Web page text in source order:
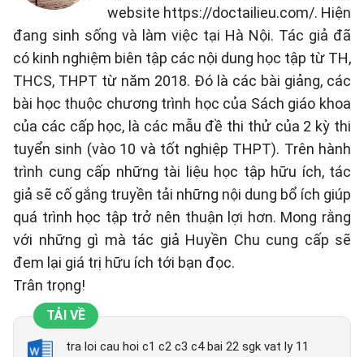
website https://doctailieu.com/. Hiện
đang sinh sống và làm việc tại Hà Nội. Tác giả đã
có kinh nghiệm biên tập các nội dung học tập từ TH,
THCS, THPT từ năm 2018. Đó là các bài giảng, các
bài học thuộc chương trình học của Sách giáo khoa
của các cấp học, là các mẫu đề thi thử của 2 kỳ thi
tuyển sinh (vào 10 và tốt nghiệp THPT). Trên hành
trình cung cấp những tài liệu học tập hữu ích, tác
giả sẽ cố gắng truyền tải những nội dung bổ ích giúp
quá trình học tập trở nên thuận lợi hơn. Mong rằng
với những gì mà tác giả Huyền Chu cung cấp sẽ
đem lại giá trị hữu ích tới bạn đọc.
Trân trọng!
TẢI VỀ
tra loi cau hoi c1 c2 c3 c4 bai 22 sgk vat ly 11